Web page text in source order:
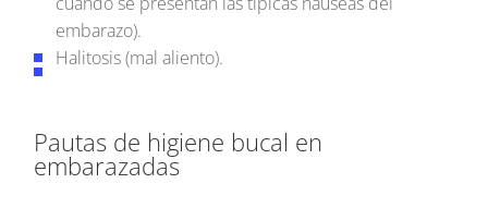
embarazo).
Halitosis (mal aliento).
Pautas de higiene bucal en
embarazadas